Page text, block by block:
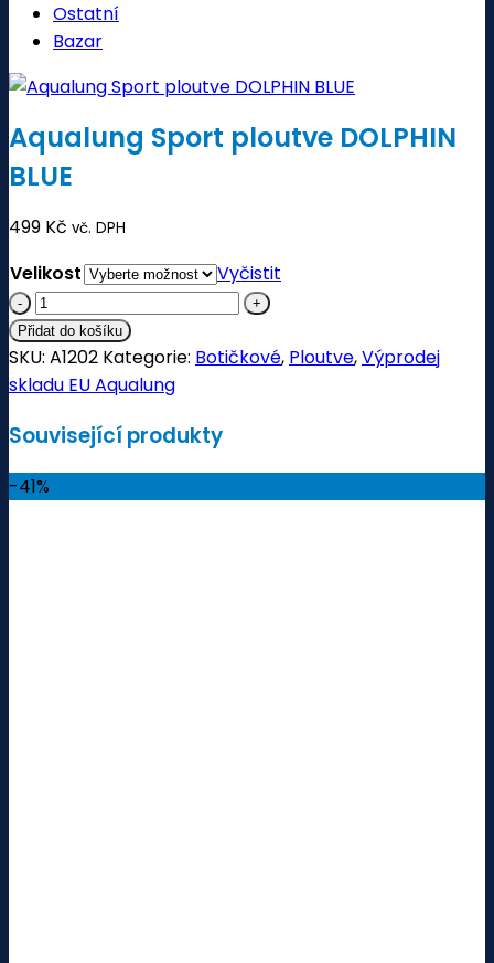
Ostatní
Bazar
Aqualung Sport ploutve DOLPHIN
BLUE
499 Kč vč. DPH
Velikost
Vyčistit
Aqualung
Sport
ploutve
DOLPHIN
množství
Přidat do košíku
SKU: A1202 Kategorie: Botičkové, Ploutve,Výprodej
skladu EU Aqualung
Související produkty
-41%